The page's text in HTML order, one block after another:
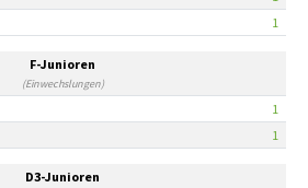
1
F-Junioren
(Einwechslungen)
1
1
D3-Junioren